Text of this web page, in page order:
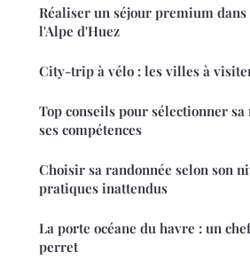
Réaliser un séjour premium dans
l'Alpe d'Huez
City-trip à vélo : les villes à
Top conseils pour sélectionner sa
ses compétences
Choisir sa randonnée selon son
pratiques inattendus
La porte océane du havre : un
perret